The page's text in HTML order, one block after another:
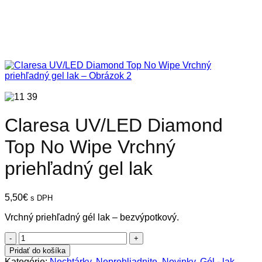
Claresa UV/LED Diamond
Top No Wipe Vrchný
priehľadný gel lak
5,50€ s DPH
Vrchný priehľadný gél lak – bezvýpotkový.
množstvo
Claresa
UV/LED
Pridať do košíka